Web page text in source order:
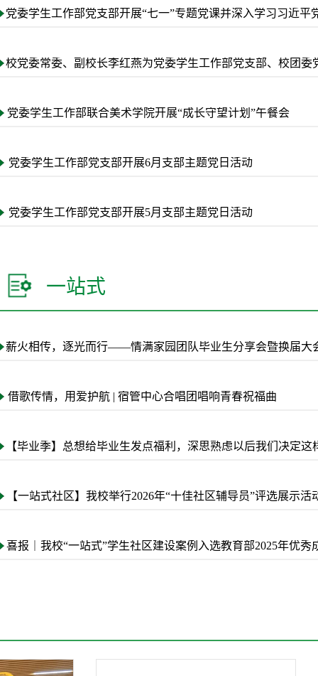
党委学生工作部党支部开展“七一”专题党课并深入学习习近平
校党委常委、副校长李红燕为党委学生工作部党支部、校团委
党委学生工作部联合美术学院开展“成长守望计划”午餐会
党委学生工作部党支部开展6月支部主题党日活动
党委学生工作部党支部开展5月支部主题党日活动
一站式
薪火相传，逐光而行——情满家园团队毕业生分享会暨换届大
借歌传情，用爱护航 | 宿管中心合唱团唱响青春祝福曲
【毕业季】总想给毕业生发点福利，深思熟虑以后我们决定
【一站式社区】我校举行2026年“十佳社区辅导员”评选展示活
喜报｜我校“一站式”学生社区建设案例入选教育部2025年优秀